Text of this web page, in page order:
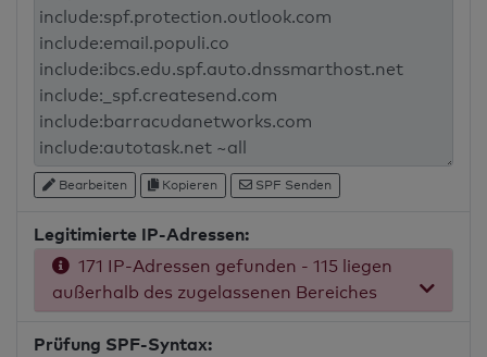
Bearbeiten Kopieren SPF Senden
Legitimierte IP-Adressen:
171 IP-Adressen gefunden - 115 liegen
außerhalb des zugelassenen Bereiches
Prüfung SPF-Syntax: